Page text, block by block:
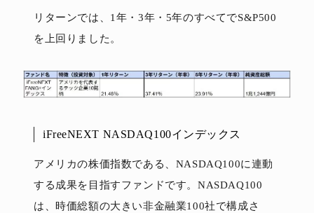
リターンでは、1年・3年・5年のすべてでS&P500
を上回りました。
iFreeNEXT NASDAQ100インデックス
アメリカの株価指数である、NASDAQ100に連動
する成果を目指すファンドです。NASDAQ100
は、時価総額の大きい非金融業100社で構成さ